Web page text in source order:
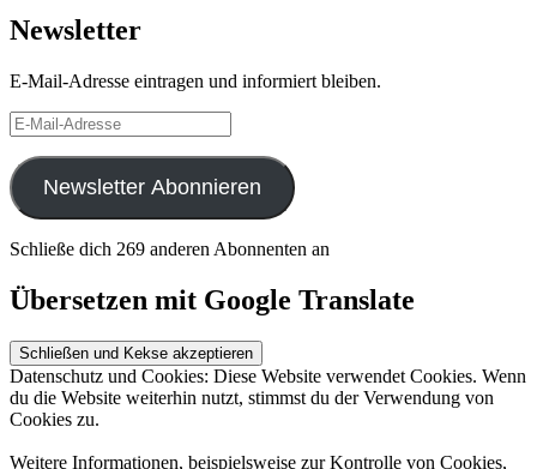
Newsletter
E-Mail-Adresse eintragen und informiert bleiben.
E-
Mail-
Adresse
Newsletter Abonnieren
Schließe dich 269 anderen Abonnenten an
Übersetzen mit Google Translate
Datenschutz und Cookies: Diese Website verwendet Cookies. Wenn
du die Website weiterhin nutzt, stimmst du der Verwendung von
Cookies zu.
Weitere Informationen, beispielsweise zur Kontrolle von Cookies,